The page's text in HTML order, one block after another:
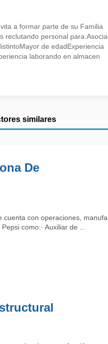
a formar parte de su Familia
reclutando personal
de edadExperiencia
laborando en almacen
similares
De
cuenta con operaciones,
como:· Auxiliar de ...